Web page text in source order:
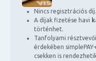
Nincs regisztrációs díj.
A díjak fizetése havi
történhet.
Tanfolyami
érdekében
csekken is